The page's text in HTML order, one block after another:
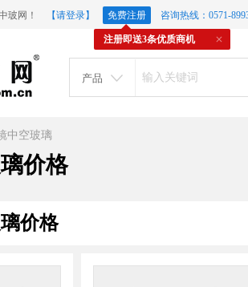
玻网！ 【请登录】 免费注册 咨询热线：0571-
注册即送3条优质商机
产品
中空玻璃
价格
价格